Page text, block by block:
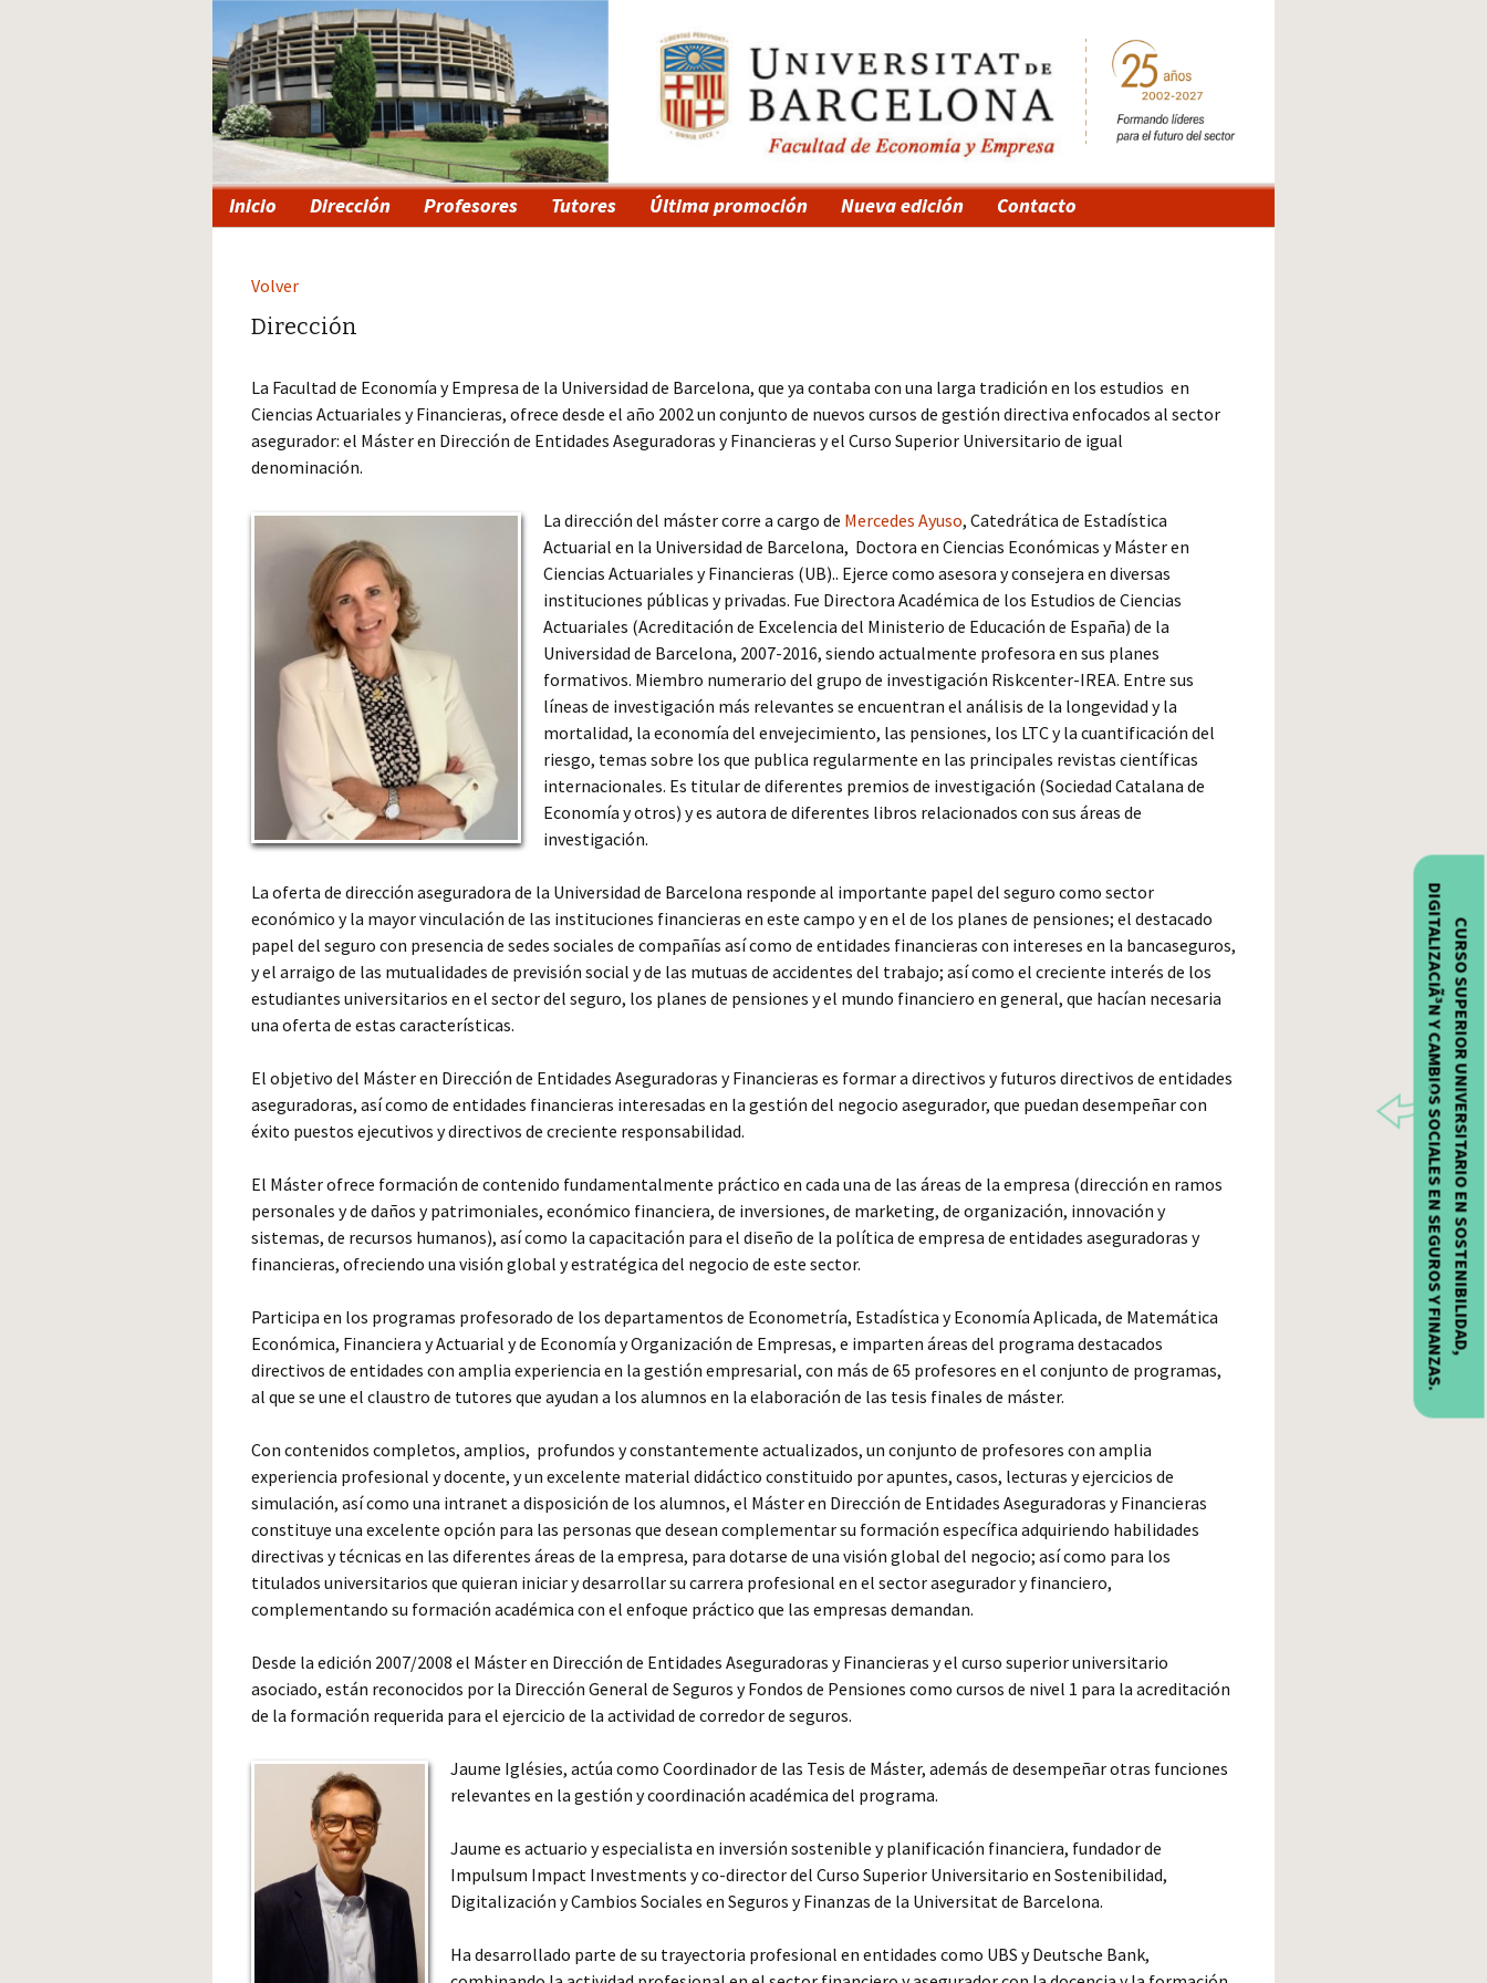
Saltar
al
Inicio Dirección Profesores Tutores Última promoción Nueva edición Contacto
Volver
Dirección
La Facultad de Economía y Empresa de la Universidad de Barcelona, que ya contaba con una larga tradición en los estudios en
Ciencias Actuariales y Financieras, ofrece desde el año 2002 un conjunto de nuevos cursos de gestión directiva enfocados al sector
asegurador: el Máster en Dirección de Entidades Aseguradoras y Financieras y el Curso Superior Universitario de igual
denominación.
La dirección del máster corre a cargo de Mercedes Ayuso, Catedrática de Estadística
Actuarial en la Universidad de Barcelona, Doctora en Ciencias Económicas y Máster en
Ciencias Actuariales y Financieras (UB).. Ejerce como asesora y consejera en diversas
instituciones públicas y privadas. Fue Directora Académica de los Estudios de Ciencias
Actuariales (Acreditación de Excelencia del Ministerio de Educación de España) de la
Universidad de Barcelona, ​​2007-2016, siendo actualmente profesora en sus planes
formativos. Miembro numerario del grupo de investigación Riskcenter-IREA. Entre sus
líneas de investigación más relevantes se encuentran el análisis de la longevidad y la
mortalidad, la economía del envejecimiento, las pensiones, los LTC y la cuantificación del
riesgo, temas sobre los que publica regularmente en las principales revistas científicas
internacionales. Es titular de diferentes premios de investigación (Sociedad Catalana de
Economía y otros) y es autora de diferentes libros relacionados con sus áreas de
investigación.
La oferta de dirección aseguradora de la Universidad de Barcelona responde al importante papel del seguro como sector
económico y la mayor vinculación de las instituciones financieras en este campo y en el de los planes de pensiones; el destacado
papel del seguro con presencia de sedes sociales de compañías así como de entidades financieras con intereses en la bancaseguros,
y el arraigo de las mutualidades de previsión social y de las mutuas de accidentes del trabajo; así como el creciente interés de los
estudiantes universitarios en el sector del seguro, los planes de pensiones y el mundo financiero en general, que hacían necesaria
una oferta de estas características.
El objetivo del Máster en Dirección de Entidades Aseguradoras y Financieras es formar a directivos y futuros directivos de entidades
aseguradoras, así como de entidades financieras interesadas en la gestión del negocio asegurador, que puedan desempeñar con
éxito puestos ejecutivos y directivos de creciente responsabilidad.
El Máster ofrece formación de contenido fundamentalmente práctico en cada una de las áreas de la empresa (dirección en ramos
personales y de daños y patrimoniales, económico financiera, de inversiones, de marketing, de organización, innovación y
sistemas, de recursos humanos), así como la capacitación para el diseño de la política de empresa de entidades aseguradoras y
financieras, ofreciendo una visión global y estratégica del negocio de este sector.
Participa en los programas profesorado de los departamentos de Econometría, Estadística y Economía Aplicada, de Matemática
Económica, Financiera y Actuarial y de Economía y Organización de Empresas, e imparten áreas del programa destacados
directivos de entidades con amplia experiencia en la gestión empresarial, con más de 65 profesores en el conjunto de programas,
al que se une el claustro de tutores que ayudan a los alumnos en la elaboración de las tesis finales de máster.
Con contenidos completos, amplios, profundos y constantemente actualizados, un conjunto de profesores con amplia
experiencia profesional y docente, y un excelente material didáctico constituido por apuntes, casos, lecturas y ejercicios de
simulación, así como una intranet a disposición de los alumnos, el Máster en Dirección de Entidades Aseguradoras y Financieras
constituye una excelente opción para las personas que desean complementar su formación específica adquiriendo habilidades
directivas y técnicas en las diferentes áreas de la empresa, para dotarse de una visión global del negocio; así como para los
titulados universitarios que quieran iniciar y desarrollar su carrera profesional en el sector asegurador y financiero,
complementando su formación académica con el enfoque práctico que las empresas demandan.
Desde la edición 2007/2008 el Máster en Dirección de Entidades Aseguradoras y Financieras y el curso superior universitario
asociado, están reconocidos por la Dirección General de Seguros y Fondos de Pensiones como cursos de nivel 1 para la acreditación
de la formación requerida para el ejercicio de la actividad de corredor de seguros.
Jaume Iglésies, actúa como Coordinador de las Tesis de Máster, además de desempeñar otras funciones
relevantes en la gestión y coordinación académica del programa.
Jaume es actuario y especialista en inversión sostenible y planificación financiera, fundador de
Impulsum Impact Investments y co-director del Curso Superior Universitario en Sostenibilidad,
Digitalización y Cambios Sociales en Seguros y Finanzas de la Universitat de Barcelona.
Ha desarrollado parte de su trayectoria profesional en entidades como UBS yDeutsche Bank,
CURSO SUPERIOR UNIVERSITARIO EN SOSTENIBILIDAD,
DIGITALIZACIÃ³N Y CAMBIOS SOCIALES EN SEGUROS Y FINANZAS.